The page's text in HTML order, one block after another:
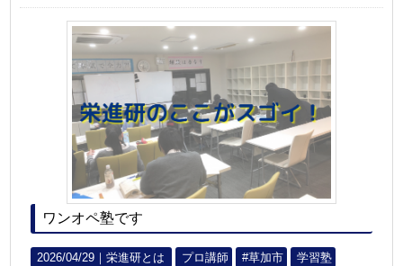
ワンオペ塾です
2026/04/29｜栄進研とは プロ講師 #草加市 学習塾